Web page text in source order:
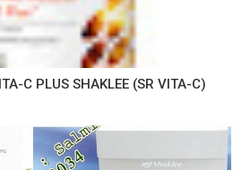
C PLUS SHAKLEE (SR VITA-C)